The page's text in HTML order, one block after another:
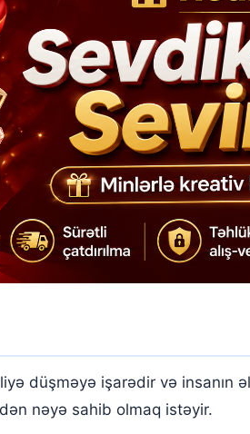
düşməyə işarədir və insanın
nəyə sahib olmaq istəyir.